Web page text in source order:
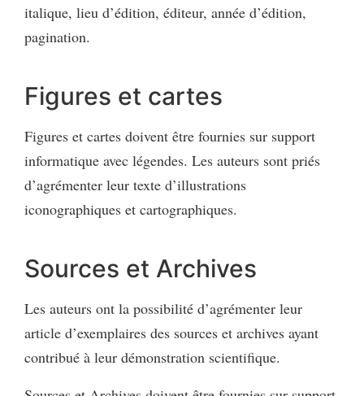
italique, lieu d’édition, éditeur, année d’édition,
pagination.
Figures et cartes
Figures et cartes doivent être fournies sur support
informatique avec légendes. Les auteurs sont priés
d’agrémenter leur texte d’illustrations
iconographiques et cartographiques.
Sources et Archives
Les auteurs ont la possibilité d’agrémenter leur
article d’exemplaires des sources et archives ayant
contribué à leur démonstration scientifique.